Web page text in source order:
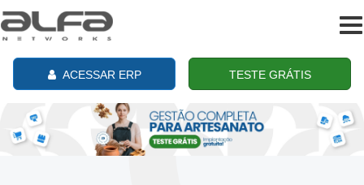
ACESSAR ERP TESTE GRÁTIS